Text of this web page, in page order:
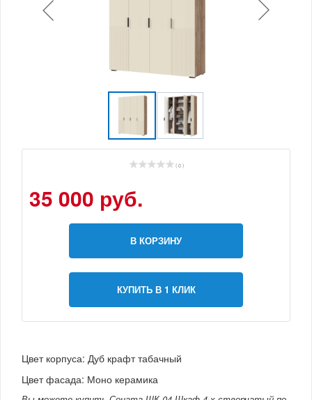
( 0 )
35 000 руб.
В КОРЗИНУ
КУПИТЬ В 1 КЛИК
Цвет корпуса: Дуб крафт табачный
Цвет фасада: Моно керамика